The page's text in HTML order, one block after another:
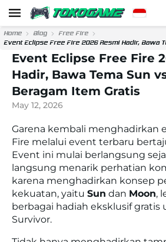
Home Blog
Free Fire
Event Eclipse Free Fire 2026 Resmi Hadir, Bawa
Event Eclipse Free Fire
Hadir, Bawa Tema Sun
Beragam Item Gratis
May 12, 2026
Garena kembali menghadirkan
Fire melalui event terbaru
Event ini mulai berlangsung
langsung menarik perhatian
karena menghadirkan konsep
kekuatan, yaitu Sun dan Moon,
berbagai hadiah eksklusif gratis
Survivor.